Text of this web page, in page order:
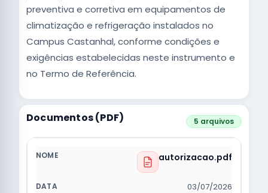
preventiva e corretiva em equipamentos de
climatização e refrigeração instalados no
Campus Castanhal, conforme condições e
exigências estabelecidas neste instrumento e
no Termo de Referência.
Documentos (PDF) 5 arquivos
autorizacao.pdf
03/07/2026